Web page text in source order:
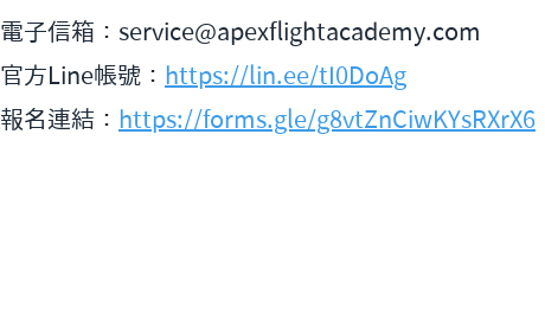
電子信箱： service@apexflightacademy.com
官方Line帳號： https://lin.ee/tI0DoAg
報名連結： https://forms.gle/g8vtZnCiwKYsRXrX6